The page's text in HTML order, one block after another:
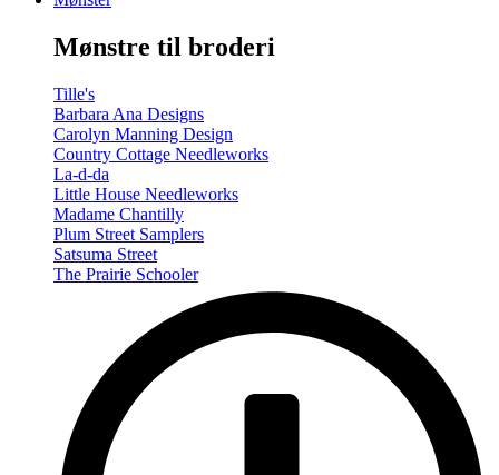
(Volume
Mønstre til broderi
Tille's
Barbara Ana Designs
Carolyn Manning Design
Country Cottage Needleworks
La-d-da
Little House Needleworks
Madame Chantilly
Plum Street Samplers
Satsuma Street
The Prairie Schooler